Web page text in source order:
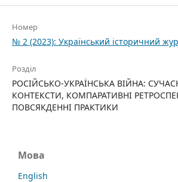
Номер
№ 2 (2023): Український історичний
Розділ
РОСІЙСЬКО-УКРАЇНСЬКА ВІЙНА:
КОНТЕКСТИ, КОМПАРАТИВНІ
ПОВСЯКДЕННІ ПРАКТИКИ
Мова
English